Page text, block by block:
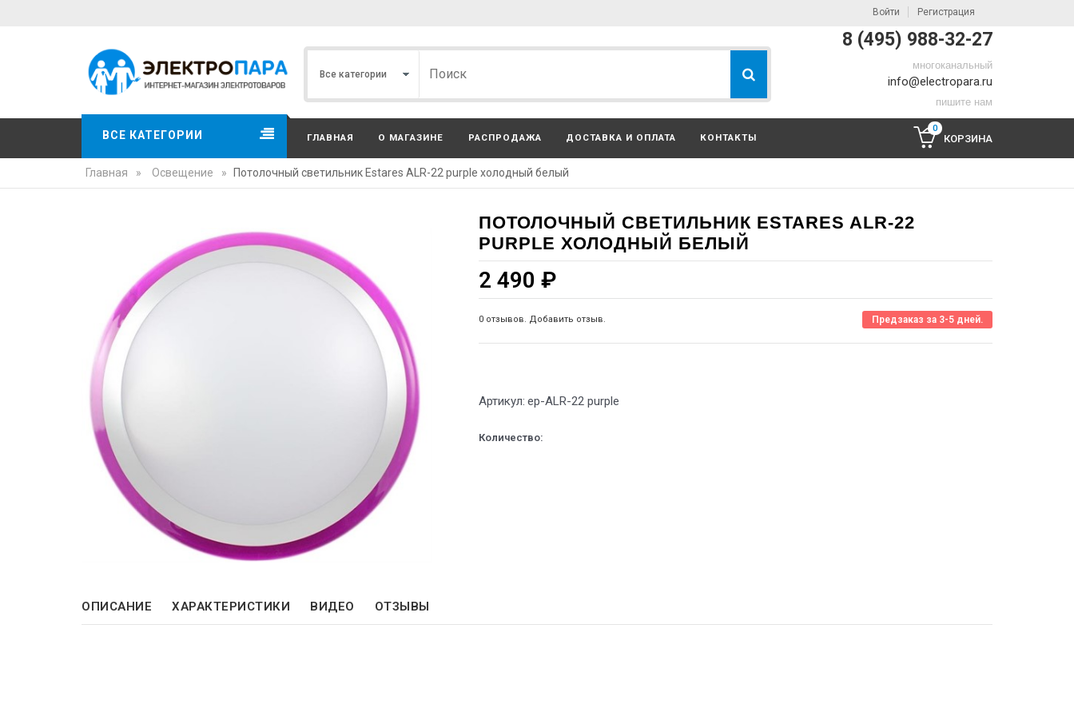
Войти Регистрация
8 (495) 988-32-27
многоканальный
info@electropara.ru
пишите нам
ВСЕ КАТЕГОРИИ ГЛАВНАЯ О МАГАЗИНЕ РАСПРОДАЖА ДОСТАВКА И ОПЛАТА КОНТАКТЫ
0
КОРЗИНА
Главная » Освещение » Потолочный светильник Estares ALR-22 purple холодный белый
ПОТОЛОЧНЫЙ СВЕТИЛЬНИК ESTARES ALR-22
PURPLE ХОЛОДНЫЙ БЕЛЫЙ
2 490 ₽
0 отзывов. Добавить отзыв. Предзаказ за 3-5 дней.
Артикул: ep-ALR-22 purple
Количество:
ОПИСАНИЕ ХАРАКТЕРИСТИКИ ВИДЕО ОТЗЫВЫ